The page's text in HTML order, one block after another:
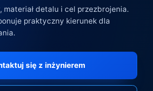
materiał detalu i cel przezbrojenia.
praktyczny kierunek dla
się z inżynierem